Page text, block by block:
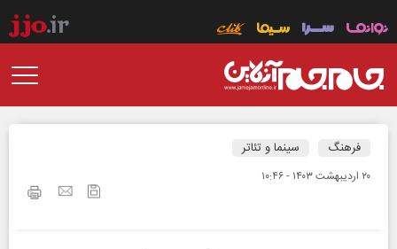
فرهنگ سینما و تئاتر
۲۰ ارديبهشت ۱۴۰۳ - ۱۰:۴۶